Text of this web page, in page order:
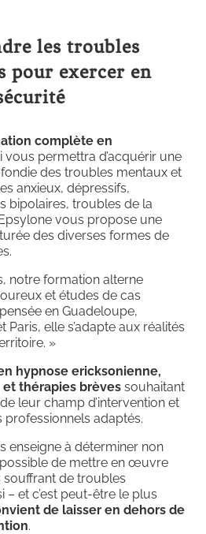
les troubles
pour exercer en
complète en
vous permettra d’acquérir une
des troubles mentaux et
anxieux, dépressifs,
bipolaires, troubles de la
vous propose une
des diverses formes de
notre formation alterne
et études de cas
en Guadeloupe,
Paris, elle s’adapte aux réalités
»
hypnose ericksonienne,
et thérapies brèves souhaitant
leur champ d’intervention et
adaptés.
enseigne à déterminer non
possible de mettre en œuvre
de troubles
– et c’est peut-être le plus
de laisser en dehors de
.